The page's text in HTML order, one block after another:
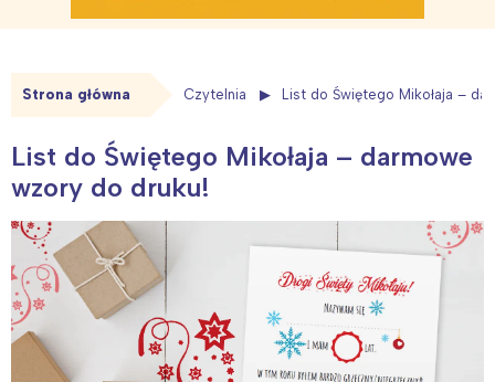
Strona główna Czytelnia List do Świętego Mikołaja –
List do Świętego Mikołaja – darmowe
wzory do druku!